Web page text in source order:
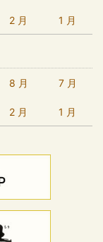
2 月 1 月
8 月 7 月
2 月 1 月